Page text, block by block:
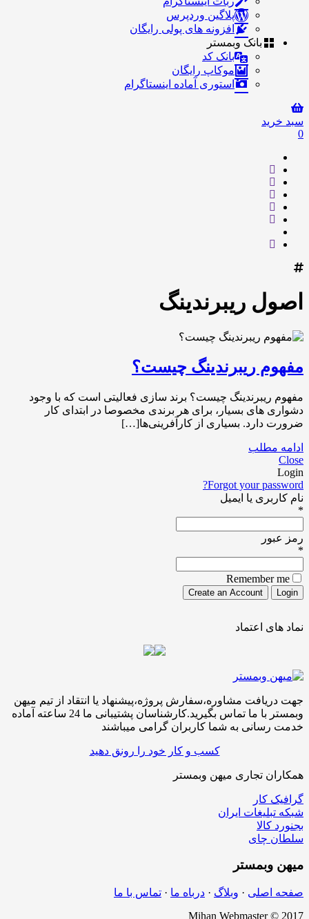
پلاگین وردپرس
افزونه های پولی رایگان
بانک وبمستر
بانک کد
موکاپ رایگان
استوری آماده اینستاگرام
سبد خرید
0
اصول ریبرندینگ
مفهوم ریبرندینگ چیست؟
مفهوم ریبرندینگ چیست؟ برند سازی فعالیتی است که با وجود
دشواری های بسیار، برای هر برندی مخصوصا در ابتدای کار
ضرورت دارد. بسیاری از کارآفرینی‌ها[…]
ادامه مطلب
Close
Login
Forgot your password?
نام کاربری یا ایمیل
*
رمز عبور
*
Remember me
نماد های اعتماد
جهت دریافت مشاوره،سفارش پروژه،پیشنهاد یا انتقاد از تیم میهن
وبمستر با ما تماس بگیرید.کارشناسان پشتیبانی ما 24 ساعته آماده
خدمت رسانی به شما کاربران گرامی میباشند
کسب و کار خود را رونق دهید
همکاران تجاری میهن وبمستر
گرافیک کار
شبکه تبلیغات ایران
بجنورد کالا
سلطان چای
میهن وبمستر
صفحه اصلی · وبلاگ · درباه ما · تماس با ما
Mihan Webmaster © 2017